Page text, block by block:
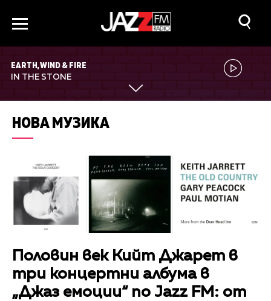
EARTH, WIND & FIRE
IN THE STONE
НОВА МУЗИКА
Половин век Кийт Джарет в
три концертни албума в
„Джаз емоции“ по Jazz FM: от